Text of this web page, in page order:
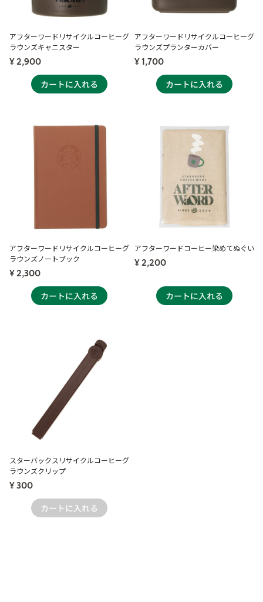
アフターワードリサイクルコーヒーグ
ラウンズキャニスター
¥ 2,900
アフターワードリサイクルコーヒーグ
ラウンズプランターカバー
¥ 1,700
アフターワードリサイクルコーヒーグ
ラウンズノートブック
¥ 2,300
アフターワードコーヒー染めてぬぐい
¥ 2,200
スターバックスリサイクルコーヒーグ
ラウンズクリップ
¥ 300